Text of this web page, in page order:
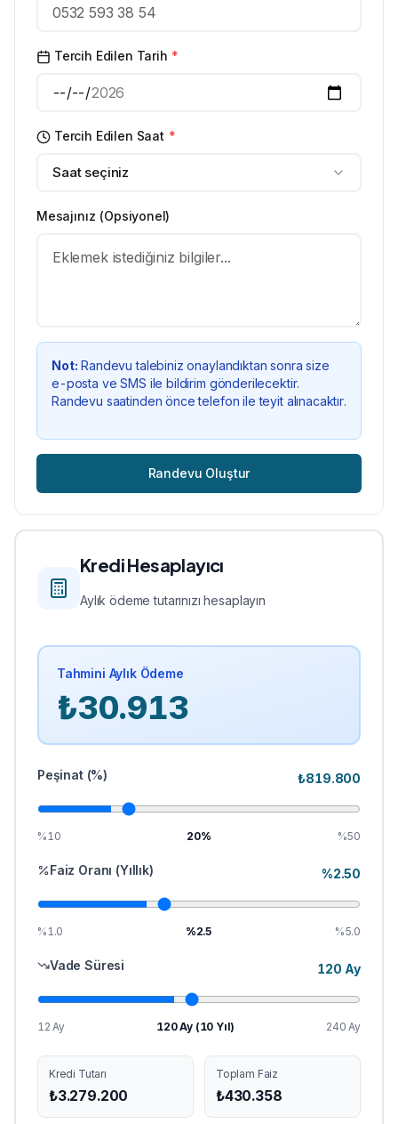
Tercih Edilen Tarih *
Tercih Edilen Saat *
Saat seçiniz
Mesajınız (Opsiyonel)
Not: Randevu talebiniz onaylandıktan sonra size
e-posta ve SMS ile bildirim gönderilecektir.
Randevu saatinden önce telefon ile teyit alınacaktır.
Randevu Oluştur
Kredi Hesaplayıcı
Aylık ödeme tutarınızı hesaplayın
Tahmini Aylık Ödeme
₺30.913
Peşinat (%) ₺819.800
%10 20% %50
Faiz Oranı (Yıllık) %2.50
%1.0 %2.5 %5.0
Vade Süresi 120 Ay
12 Ay 120Ay (10 Yıl) 240 Ay
Kredi Tutarı
₺3.279.200
Toplam Faiz
₺430.358